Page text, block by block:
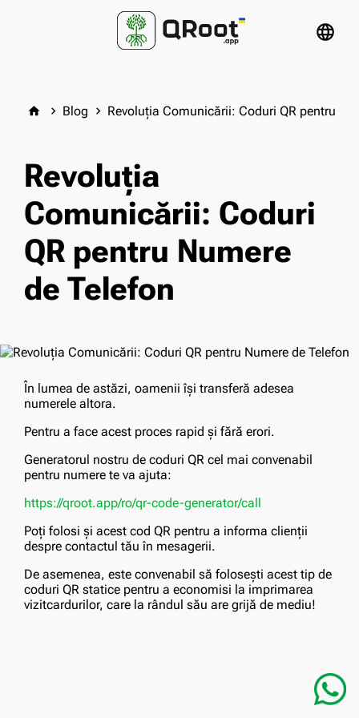
language
home keyboard_arrow_right Blog keyboard_arrow_right Revoluția Comunicării: Coduri QR pentru
Revoluția
Comunicării: Coduri
QR pentru Numere
de Telefon
În lumea de astăzi, oamenii își transferă adesea
numerele altora.
Pentru a face acest proces rapid și fără erori.
Generatorul nostru de coduri QR cel mai convenabil
pentru numere te va ajuta:
https://qroot.app/ro/qr-code-generator/call
Poți folosi și acest cod QR pentru a informa clienții
despre contactul tău în mesagerii.
De asemenea, este convenabil să folosești acest tip de
coduri QR statice pentru a economisi la imprimarea
vizitcardurilor, care la rândul său are grijă de mediu!